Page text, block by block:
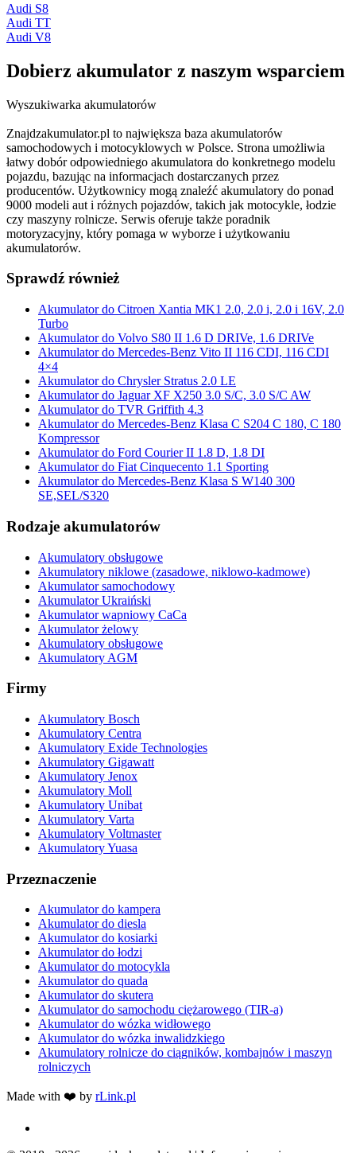
Audi S8
Audi TT
Audi V8
Dobierz akumulator z naszym wsparciem
Wyszukiwarka akumulatorów
Znajdzakumulator.pl to największa baza akumulatorów
samochodowych i motocyklowych w Polsce. Strona umożliwia
łatwy dobór odpowiedniego akumulatora do konkretnego modelu
pojazdu, bazując na informacjach dostarczanych przez
producentów. Użytkownicy mogą znaleźć akumulatory do ponad
9000 modeli aut i różnych pojazdów, takich jak motocykle, łodzie
czy maszyny rolnicze. Serwis oferuje także poradnik
motoryzacyjny, który pomaga w wyborze i użytkowaniu
akumulatorów.
Sprawdź również
Akumulator do Citroen Xantia MK1 2.0, 2.0 i, 2.0 i 16V, 2.0
Turbo
Akumulator do Volvo S80 II 1.6 D DRIVe, 1.6 DRIVe
Akumulator do Mercedes-Benz Vito II 116 CDI, 116 CDI
4×4
Akumulator do Chrysler Stratus 2.0 LE
Akumulator do Jaguar XF X250 3.0 S/C, 3.0 S/C AW
Akumulator do TVR Griffith 4.3
Akumulator do Mercedes-Benz Klasa C S204 C 180, C 180
Kompressor
Akumulator do Ford Courier II 1.8 D, 1.8 DI
Akumulator do Fiat Cinquecento 1.1 Sporting
Akumulator do Mercedes-Benz Klasa S W140 300
SE,SEL/S320
Rodzaje akumulatorów
Akumulatory obsługowe
Akumulatory niklowe (zasadowe, niklowo-kadmowe)
Akumulator samochodowy
Akumulator Ukraiński
Akumulator wapniowy CaCa
Akumulator żelowy
Akumulatory obsługowe
Akumulatory AGM
Firmy
Akumulatory Bosch
Akumulatory Centra
Akumulatory Exide Technologies
Akumulatory Gigawatt
Akumulatory Jenox
Akumulatory Moll
Akumulatory Unibat
Akumulatory Varta
Akumulatory Voltmaster
Akumulatory Yuasa
Przeznaczenie
Akumulator do kampera
Akumulator do diesla
Akumulator do kosiarki
Akumulator do łodzi
Akumulator do motocykla
Akumulator do quada
Akumulator do skutera
Akumulator do samochodu ciężarowego (TIR-a)
Akumulator do wózka widłowego
Akumulator do wózka inwalidzkiego
Akumulatory rolnicze do ciągników, kombajnów i maszyn
rolniczych
Made with ❤️ by rLink.pl